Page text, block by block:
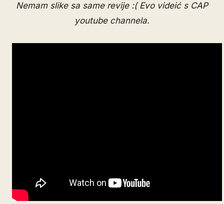
Nemam slike sa same revije :( Evo videić s CAP
youtube channela.